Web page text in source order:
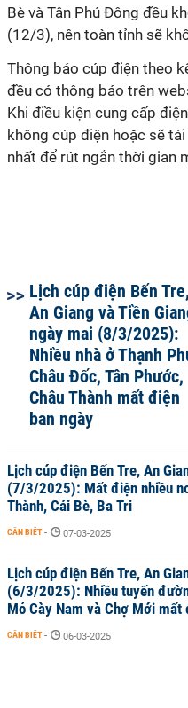
Bè và Tân Phú Đông đều
(12/3), nên toàn tỉnh sẽ
Thông báo cúp điện theo
đều có thông báo trên
Khi điều kiện cung cấp
không cúp điện hoặc sẽ
nhất để rút ngắn thời gian
Lịch cúp điện Bến Tre,
An Giang và Tiền
ngày mai (8/3/2025):
Nhiều nhà ở Thạnh
Châu Đốc, Tân Phước,
Châu Thành mất điện
ban ngày
Lịch cúp điện Bến Tre, An
(7/3/2025): Mất điện nhiều
Thành, Cái Bè, Ba Tri
CẦN BIẾT - 07-03-2025
Lịch cúp điện Bến Tre, An
(6/3/2025): Nhiều tuyến
Mỏ Cày Nam và Chợ Mới mất
CẦN BIẾT - 06-03-2025